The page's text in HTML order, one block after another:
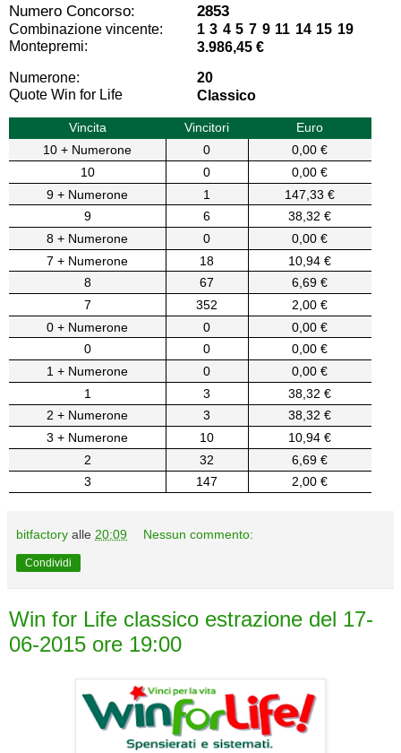
Numero Concorso: 2853
Combinazione vincente:
1 3 4 5 7 9 11 14 15 19
Montepremi:
3.986,45 €
Numerone:
20
Quote Win for Life
Classico
Vincita Vincitori
Euro
10 + Numerone
0
0,00 €
10
0
0,00 €
9 + Numerone
1
147,33 €
9
6
38,32 €
8 + Numerone
0
0,00 €
7 + Numerone
18
10,94 €
8
67
6,69 €
7
352
2,00 €
0 + Numerone
0
0,00 €
0
0
0,00 €
1 + Numerone
0
0,00 €
1
3
38,32 €
2 + Numerone
3
38,32 €
3 + Numerone
10
10,94 €
2
32
6,69 €
3
147 2,00 €
bitfactory alle 20:09 Nessun commento:
Condividi
Win for Life classico estrazione del 17-
06-2015 ore 19:00